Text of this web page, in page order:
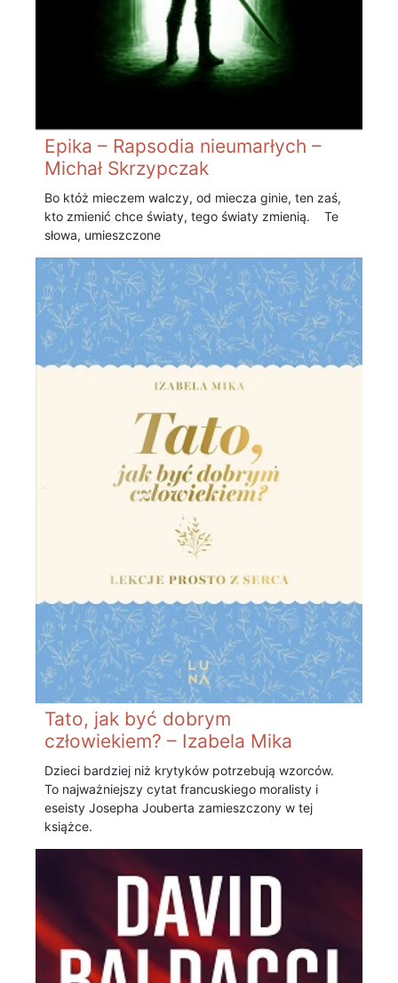
Epika – Rapsodia nieumarłych –
Michał Skrzypczak
Bo któż mieczem walczy, od miecza ginie, ten zaś,
kto zmienić chce światy, tego światy zmienią. Te
słowa, umieszczone
Tato, jak być dobrym
człowiekiem? – Izabela Mika
Dzieci bardziej niż krytyków potrzebują wzorców.
To najważniejszy cytat francuskiego moralisty i
eseisty Josepha Jouberta zamieszczony w tej
książce.